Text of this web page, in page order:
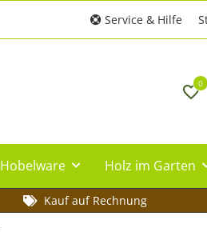
Service & Hilfe
0
Hobelware Holz im Garten
Kauf auf Rechnung